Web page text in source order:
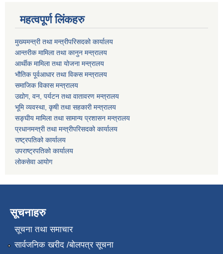
महत्वपूर्ण लिंकहरु
मुख्यमन्त्री तथा मन्त्रीपरिसदको कार्यालय
आन्तरीक मामिला तथा कानुन मन्त्रालय
आर्थीक मामिला तथा योजना मन्त्रालय
भौतिक पूर्वआधार तथा विकस मन्त्रालय
समाजिक विकास मन्त्रालय
उद्योग, वन, पर्यटन तथा वातावरण मन्त्रालय
भूमि व्यवस्था, कृषी तथा सहकारी मन्त्रालय
सङ्घीय मामिला तथा सामान्य प्रशासन मन्त्रालय
प्रधानमन्त्री तथा मन्त्रीपरिसदको कार्यालय
राष्ट्रपतिको कार्यालय
उपराष्ट्रपतिको कार्यालय
लोकसेवा आयोग
सूचनाहरु
सूचना तथा समाचार
सार्वजनिक खरीद /बोलपत्र सूचना